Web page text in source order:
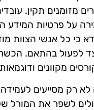
מזומנים תקין.
על פרטיות המידע
כי כל אנשי הצוות
לפעול בהתאם.
מקוונים
רק מסייעים
לשפר את המורל